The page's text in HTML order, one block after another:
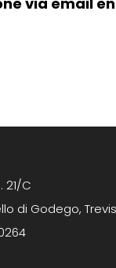
21/C
di Godego,